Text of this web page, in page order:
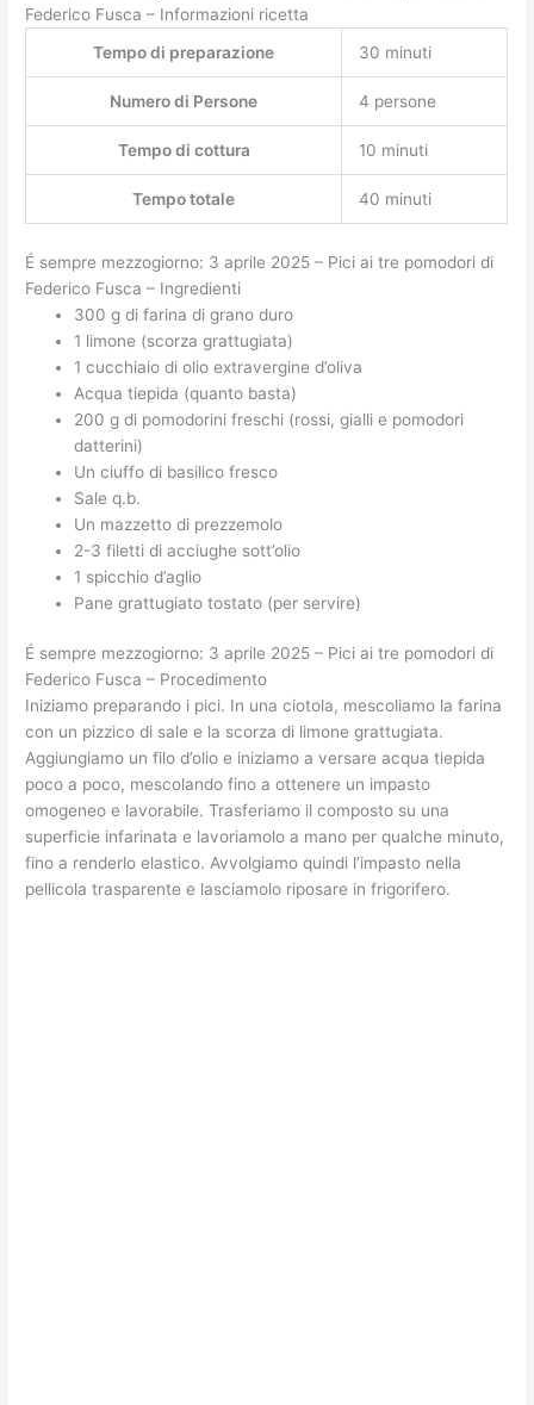
Federico Fusca – Informazioni ricetta
Tempo di preparazione
30 minuti
Numero di Persone 4 persone
Tempo di cottura 10 minuti
Tempo totale 40 minuti
É sempre mezzogiorno: 3 aprile 2025 – Pici ai tre pomodori di
Federico Fusca – Ingredienti
300 g di farina di grano duro
1 limone (scorza grattugiata)
1 cucchiaio di olio extravergine d’oliva
Acqua tiepida (quanto basta)
200 g di pomodorini freschi (rossi, gialli e pomodori
datterini)
Un ciuffo di basilico fresco
Sale q.b.
Un mazzetto di prezzemolo
2-3 filetti di acciughe sott’olio
1 spicchio d’aglio
Pane grattugiato tostato (per servire)
É sempre mezzogiorno: 3 aprile 2025 – Pici ai tre pomodori di
Federico Fusca – Procedimento
Iniziamo preparando i pici. In una ciotola, mescoliamo la farina
con un pizzico di sale e la scorza di limone grattugiata.
Aggiungiamo un filo d’olio e iniziamo a versare acqua tiepida
poco a poco, mescolando fino a ottenere un impasto
omogeneo e lavorabile. Trasferiamo il composto su una
superficie infarinata e lavoriamolo a mano per qualche minuto,
fino a renderlo elastico. Avvolgiamo quindi l’impasto nella
pellicola trasparente e lasciamolo riposare in frigorifero.